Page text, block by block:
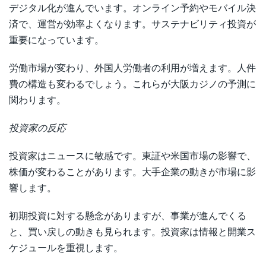
デジタル化が進んでいます。オンライン予約やモバイル決
済で、運営が効率よくなります。サステナビリティ投資が
重要になっています。
労働市場が変わり、外国人労働者の利用が増えます。人件
費の構造も変わるでしょう。これらが大阪カジノの予測に
関わります。
投資家の反応
投資家はニュースに敏感です。東証や米国市場の影響で、
株価が変わることがあります。大手企業の動きが市場に影
響します。
初期投資に対する懸念がありますが、事業が進んでくる
と、買い戻しの動きも見られます。投資家は情報と開業ス
ケジュールを重視します。